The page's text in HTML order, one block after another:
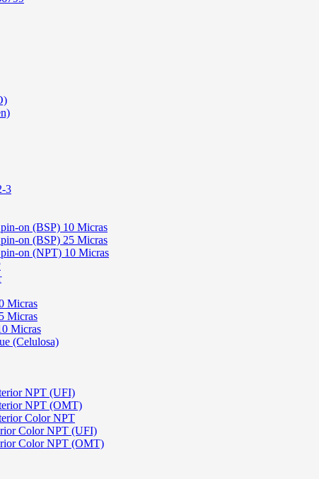
3
on (BSP) 10 Micras
on (BSP) 25 Micras
on (NPT) 10 Micras
Micras
Micras
Micras
(Celulosa)
NPT (UFI)
NPT (OMT)
Color NPT
Color NPT (UFI)
Color NPT (OMT)